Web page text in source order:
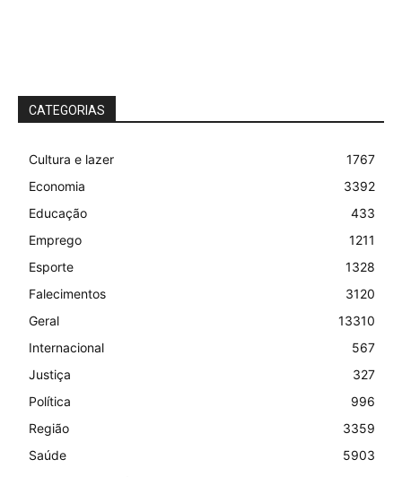
CATEGORIAS
Cultura e lazer
1767
Economia
3392
Educação
433
Emprego
1211
Esporte
1328
Falecimentos
3120
Geral
13310
Internacional
567
Justiça
327
Política
996
Região
3359
Saúde
5903